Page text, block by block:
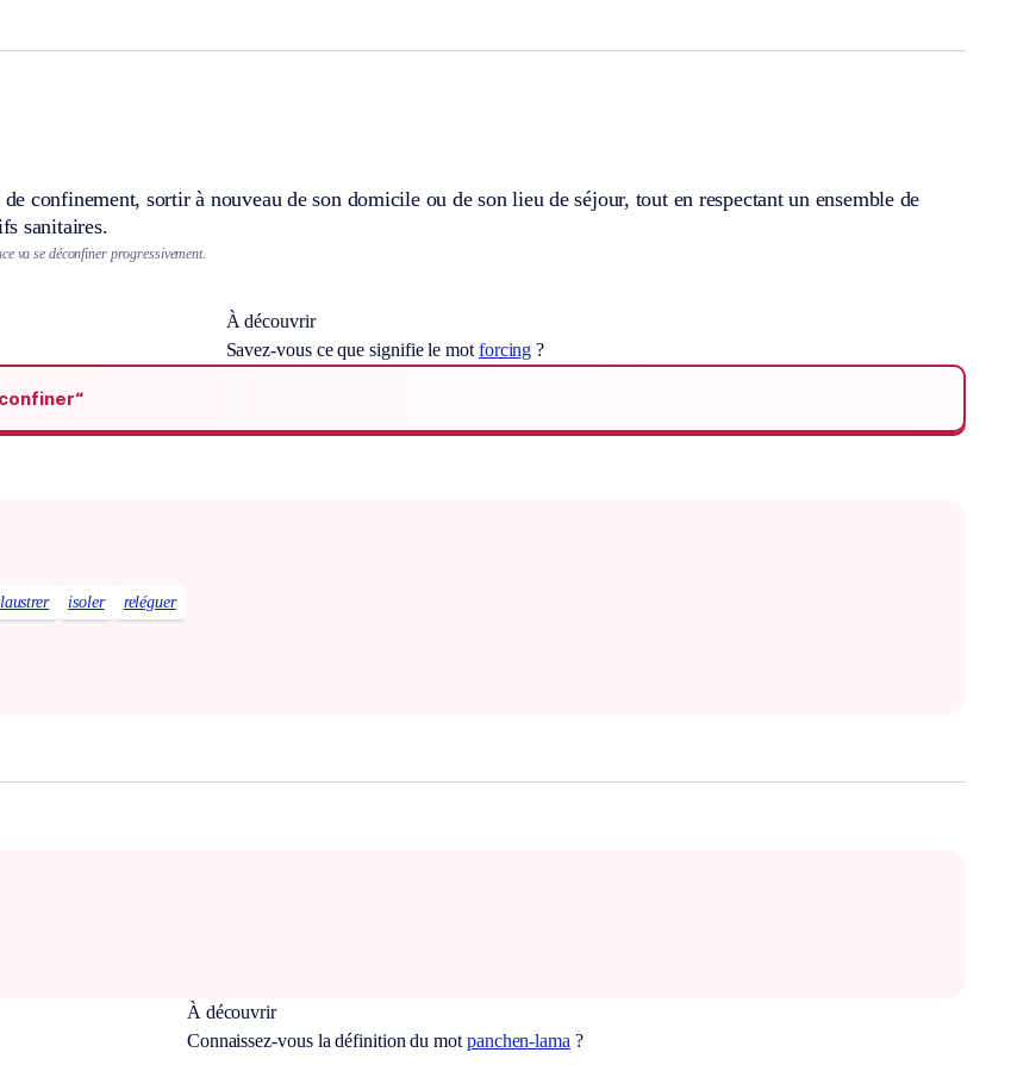
confinement, sortir à nouveau de son domicile ou de son lieu de séjour, tout en respectant un ensemble de
sanitaires.
va se déconfiner progressivement.
À découvrir
Savez-vous ce que signifie le mot forcing ?
isoler reléguer
À découvrir
Connaissez-vous la définition du mot panchen-lama ?